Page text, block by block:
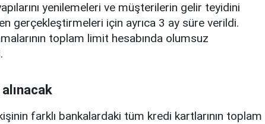
yenilemeleri ve müşterilerin gelir teyidini
gerçekleştirmeleri için ayrıca 3 ay süre verildi.
toplam limit hesabında olumsuz
farklı bankalardaki tüm kredi kartlarının toplam